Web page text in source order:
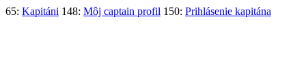
65: Kapitáni 148: Môj captain profil 150: Prihlásenie kapitána